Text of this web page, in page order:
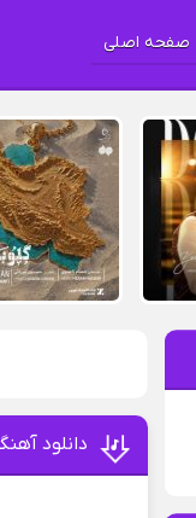
صفحه اصلی
دانلود